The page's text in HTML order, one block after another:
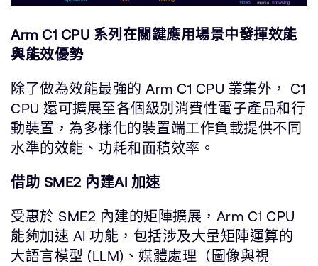
Arm C1 CPU 系列在關鍵應用場景中發揮效能
與能效優勢
除了做為效能最強的 Arm C1 CPU 叢集外， C1
CPU 還可擴展至各個級別消費性電子產品和行
動裝置，為多樣化的裝置端工作負載提供不同
水準的效能、功耗和面積效率。
借助 SME2 內建AI 加速
受惠於 SME2 內建的矩陣擴展，Arm C1 CPU
能夠加速 AI 功能，包括涉及大量矩陣運算的
大語言模型 (LLM)、媒體處理（圖像與視